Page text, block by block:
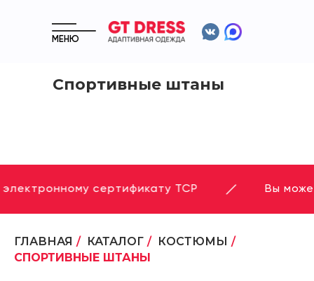
МЕНЮ
Спортивные штаны
сертификату ТСР Вы
ГЛАВНАЯ / КАТАЛОГ / КОСТЮМЫ /
СПОРТИВНЫЕ ШТАНЫ